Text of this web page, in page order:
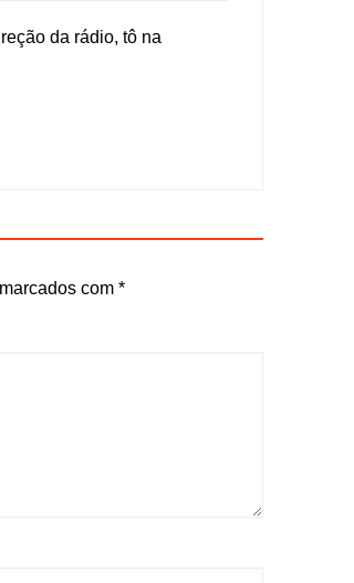
da rádio, tô na
com *